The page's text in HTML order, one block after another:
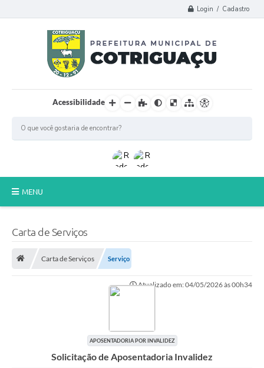
Login / Cadastro
Acessibilidade
MENU
A Prefeitura
Secretarias
Carta de Serviços
Carta de Serviços Serviço
Atualizado em: 04/05/2026 às 00h34
APOSENTADORIA POR INVALIDEZ
Solicitação de Aposentadoria Invalidez